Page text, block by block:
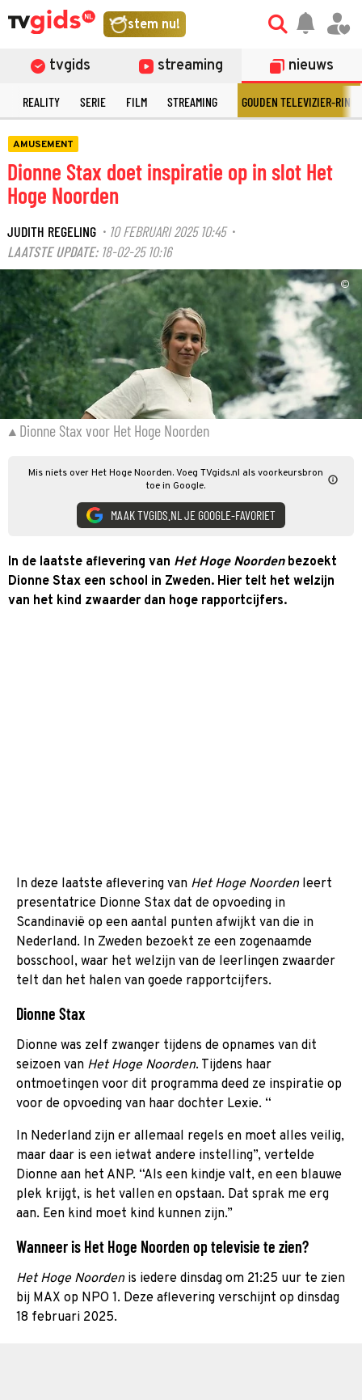
stem nu!
tvgids streaming nieuws
REALITY SERIE FILM STREAMING GOUDEN TELEVIZIER-RING
AMUSEMENT
Dionne Stax doet inspiratie op in slot Het
Hoge Noorden
JUDITH REGELING · 10 FEBRUARI 2025 10:45·
LAATSTE UPDATE: 18-02-25 10:16
©
Dionne Stax voor Het Hoge Noorden
Mis niets over Het Hoge Noorden. Voeg TVgids.nl als voorkeursbron
toe in Google.
MAAK TVGIDS.NL JE GOOGLE-FAVORIET
In de laatste aflevering van Het Hoge Noordenbezoekt
Dionne Stax een school in Zweden. Hier telt het welzijn
van het kind zwaarder dan hoge rapportcijfers.
In deze laatste aflevering van Het Hoge Noordenleert
presentatrice Dionne Stax dat de opvoeding in
Scandinavië op een aantal punten afwijkt van die in
Nederland. In Zweden bezoekt ze een zogenaamde
bosschool, waar het welzijn van de leerlingen zwaarder
telt dan het halen van goede rapportcijfers.
Dionne Stax
Dionne was zelf zwanger tijdens de opnames van dit
seizoen van Het Hoge Noorden. Tijdens haar
ontmoetingen voor dit programma deed ze inspiratie op
voor de opvoeding van haar dochter Lexie. “
In Nederland zijn er allemaal regels en moet alles veilig,
maar daar is een ietwat andere instelling”, vertelde
Dionne aan het ANP. “Als een kindje valt, en een blauwe
plek krijgt, is het vallen en opstaan. Dat sprak me erg
aan. Een kind moet kind kunnen zijn.”
Wanneer is Het Hoge Noorden op televisie te zien?
Het Hoge Noordenis iedere dinsdag om 21:25 uur te zien
bij MAX op NPO 1. Deze aflevering verschijnt op dinsdag
18 februari 2025.